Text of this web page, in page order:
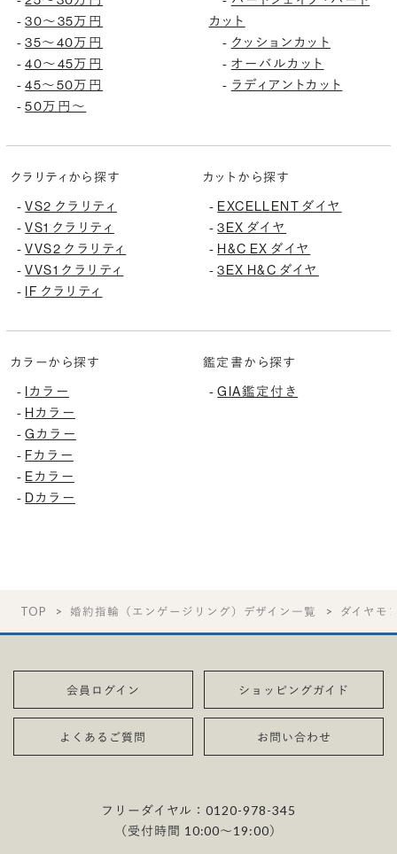
-30〜35万円
-35〜40万円
-40〜45万円
-45〜50万円
-50万円〜
カット
- クッションカット
- オーバルカット
- ラディアントカット
クラリティから探す
-VS2 クラリティ
-VS1 クラリティ
-VVS2 クラリティ
-VVS1 クラリティ
- IF クラリティ
カットから探す
- EXCELLENT ダイヤ
-3EX ダイヤ
- H&C EX ダイヤ
-3EX H&C ダイヤ
カラーから探す
- Iカラー
- Hカラー
-Gカラー
- Fカラー
- Eカラー
- Dカラー
鑑定書から探す
-GIA鑑定付き
TOP 婚約指輪（エンゲージリング）デザイン一覧 ダイヤモ
会員ログイン ショッピングガイド
よくあるご質問 お問い合わせ
フリーダイヤル：0120-978-345
（受付時間 10:00〜19:00）